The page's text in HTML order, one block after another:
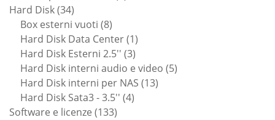
Hard Disk 3434
prodotti
Box esterni vuoti 88
prodotti
Hard Disk Data Center 11
prodotto
Hard Disk Esterni 2.5'' 33
prodotti
Hard Disk interni audio e video 55
Hard Disk interni per NAS 1313
Hard Disk Sata3 - 3.5'' 44
Software e licenze 133133